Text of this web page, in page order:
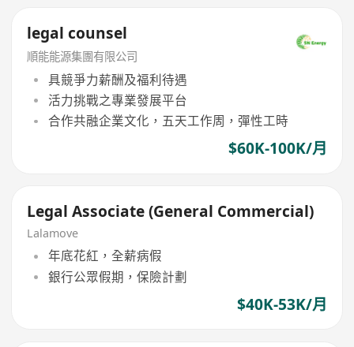
legal counsel
順能能源集團有限公司
具競爭力薪酬及福利待遇
活力挑戰之專業發展平台
合作共融企業文化，五天工作周，彈性工時
$60K-100K/月
Legal Associate (General Commercial)
Lalamove
年底花紅，全薪病假
銀行公眾假期，保險計劃
$40K-53K/月